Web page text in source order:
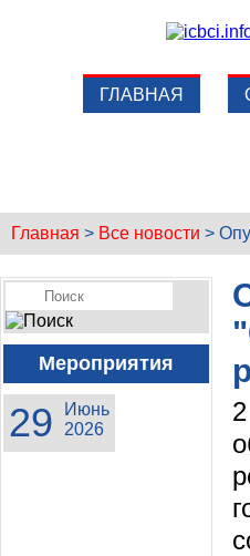
ГЛАВНАЯ
Главная > Все новости >
Мероприятия
29
Июнь
2026